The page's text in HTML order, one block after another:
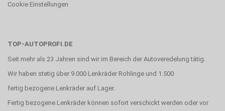
Cookie Einstellungen
TOP-AUTOPROFI.DE
Seit mehr als 23 Jahren sind wir im Bereich der Autoveredelung tätig.
Wir haben stetig über 9.000 Lenkräder Rohlinge und 1.500
fertig bezogene Lenkräder auf Lager.
Fertig bezogene Lenkräder können sofort verschickt werden oder vor